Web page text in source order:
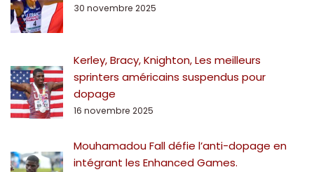
30 novembre 2025
Kerley, Bracy, Knighton, Les meilleurs
sprinters américains suspendus pour
dopage
16 novembre 2025
Mouhamadou Fall défie l’anti-dopage en
intégrant les Enhanced Games.